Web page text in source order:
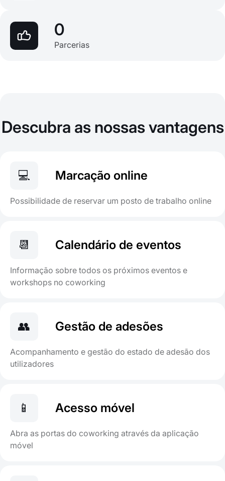
0
Parcerias
Descubra as nossas vantagens
💻 Marcação online
Possibilidade de reservar um posto de trabalho online
📆 Calendário de eventos
Informação sobre todos os próximos eventos e
workshops no coworking
👥 Gestão de adesões
Acompanhamento e gestão do estado de adesão dos
utilizadores
📱 Acesso móvel
Abra as portas do coworking através da aplicação
móvel